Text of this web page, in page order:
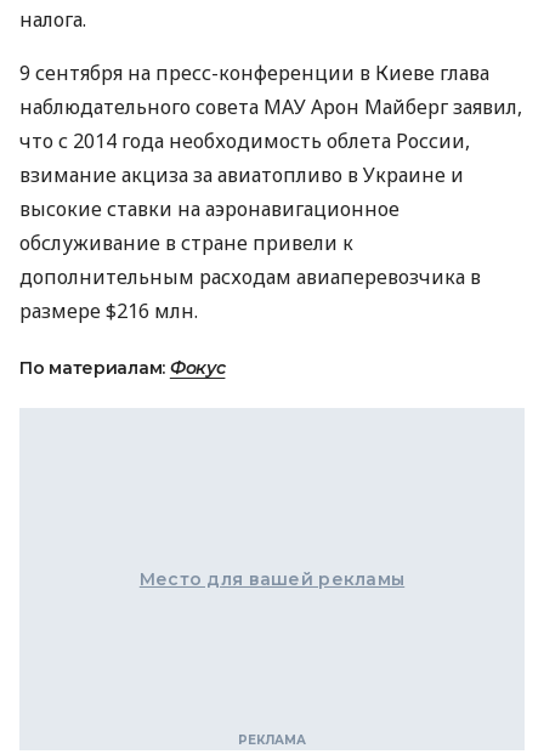
налога.
9 сентября на пресс-конференции в Киеве глава
наблюдательного совета МАУАрон Майберг заявил,
что с 2014 года необходимость облета России,
взимание акциза за авиатопливо в Украине и
высокие ставки на аэронавигационное
обслуживание в стране привели к
дополнительным расходам авиаперевозчика в
размере $216 млн.
По материалам: Фокус
Место для вашей рекламы